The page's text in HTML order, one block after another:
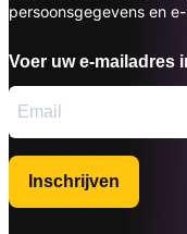
persoonsgegevens en
Voer uw e-mailadres
Inschrijven